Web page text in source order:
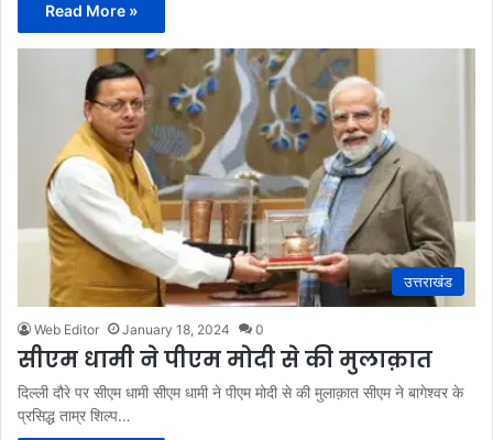
Read More »
उत्तराखंड
Web Editor January 18, 2024 0
सीएम धामी ने पीएम मोदी से की मुलाक़ात
दिल्ली दौरे पर सीएम धामी सीएम धामी ने पीएम मोदी से की मुलाक़ात सीएम ने बागेश्वर के
प्रसिद्ध ताम्र शिल्प…